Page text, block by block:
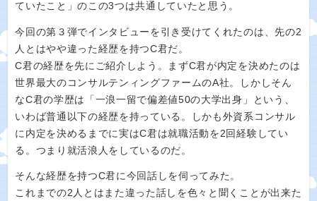
ていたこと」のこの3つは共通していたと思う。
今回の第３弾でインタビューを引き受けてくれたのは、先の2
人とはやや違った経歴を持つC君だ。
C君の経歴を先にご紹介しよう。まずC君が内定を決めたのは
世界最大のコンサルテンィングファームのA社。しかしそん
なC君の学歴は「一浪一留で偏差値50の大学出身」という、
いわば普通以下の経歴を持っている。しかも外資系コンサル
に内定を決めるまでに実はC君は就職活動を2回経験してい
る。つまり就活浪人をしているのだ。
そんな経歴を持つC君に今回話しを伺ってみた。
これまでの2人とはまた違った話しを色々と聞くことが出来た